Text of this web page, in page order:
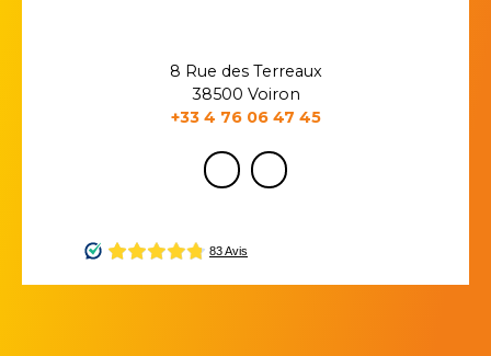
8 Rue des Terreaux
38500 Voiron
+33 4 76 06 47 45